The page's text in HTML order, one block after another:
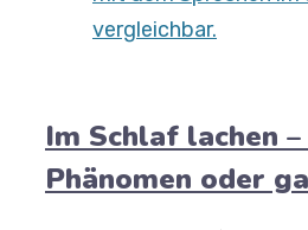
Im Schlaf lachen
Phänomen oder